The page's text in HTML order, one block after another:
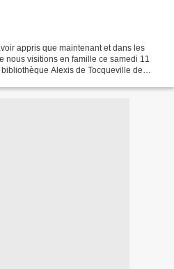
appris que maintenant et dans les
nous visitions en famille ce samedi 11
Alexis de Tocqueville de